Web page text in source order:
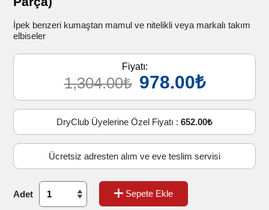
İpek benzeri kumaştan mamul ve nitelikli veya markalı takım
elbiseler
Fiyatı:
1,304.00₺ 978.00₺
DryClub Üyelerine Özel Fiyatı : 652.00₺
Ücretsiz adresten alım ve eve teslim servisi
Adet Sepete Ekle